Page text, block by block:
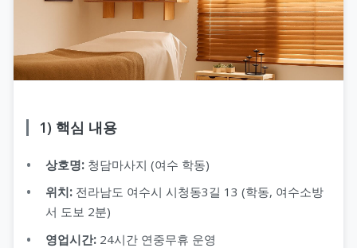
1) 핵심 내용
상호명: 청담마사지 (여수 학동)
위치: 전라남도 여수시 시청동3길 13 (학동, 여수소방
서 도보 2분)
영업시간: 24시간 연중무휴 운영